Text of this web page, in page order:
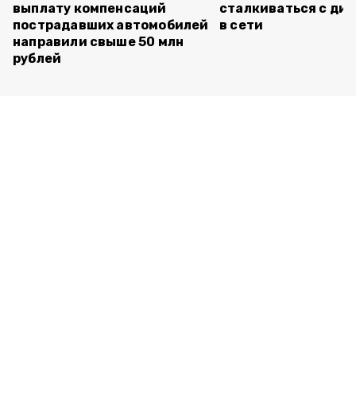
выплату компенсаций
пострадавших автомобилей
направили свыше 50 млн
рублей
сталкиваться с
в сети